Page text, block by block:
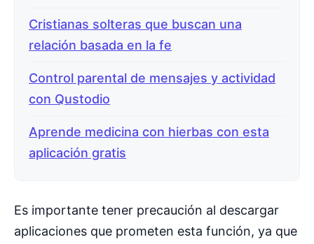
Cristianas solteras que buscan una
relación basada en la fe
Control parental de mensajes y actividad
con Qustodio
Aprende medicina con hierbas con esta
aplicación gratis
Es importante tener precaución al descargar
aplicaciones que prometen esta función, ya que